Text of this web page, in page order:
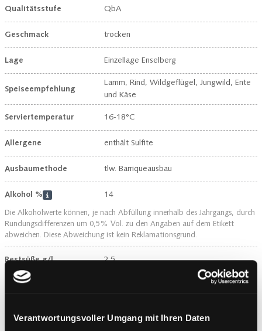
Verantwortungsvoller Umgang mit Ihren Daten
Qualitätsstufe QbA
Geschmack trocken
Lage Einzellage Enselberg
Speiseempfehlung
Lamm, Rind, Wildgeflügel, Jungwild, Ente
und Käse
Serviertemperatur 16-18°C
Allergene enthält Sulfite
Ausbaumethode tlw. Barriqueausbau
Alkohol % 14
Die Alkoholwerte können, je nach Abfüllung innerhalb des Jahrgangs, durch
Rundungsdifferenzen um 0,5% Vol. zu den Angaben auf dem Etikett
abweichen. Diese Abweichung ist kein Reklamationsgrund.
Restsüße g/l 2.5
Säure g/l